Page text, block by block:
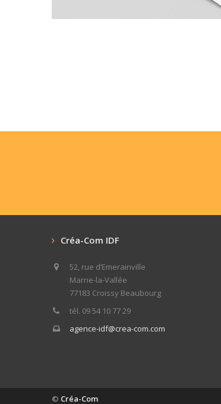
Créa-Com IDF
52, rue d’Emerainville
Marne-la-Vallée
77183 Croissy Beaubourg
tél. 09 54 10 77 29
agence-idf@crea-com.com
© Créa-Com